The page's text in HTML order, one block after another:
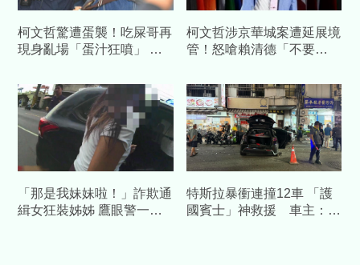
柯文哲驚遭蛋襲！吃屎哥再
現身亂場「蛋汁狂噴」 民
柯文哲涉京華城案遭延展境
管！怒嗆賴清德「不要
名字
「那是我妹妹啦！」詐欺通
緝女狂裝姊姊 鷹眼警一句
特斯拉暴衝連撞12車 「護
國賓士」神救援 車主：幸